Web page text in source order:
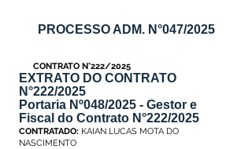
PROCESSO ADM. N°047/2025
CONTRATO N°222/2025
EXTRATO DO CONTRATO
N°222/2025
Portaria Nº048/2025 - Gestor e
Fiscal do Contrato N°222/2025
CONTRATADO: KAIAN LUCAS MOTA DO
NASCIMENTO